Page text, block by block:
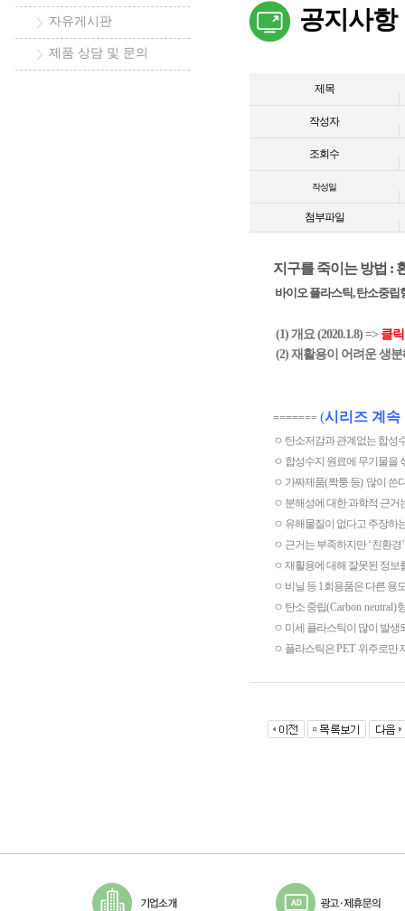
자유게시판
제품 상담 및 문의
공지사항
제목
작성자
조회수
작성일
첨부파일
지구를 죽이는 방법 :
바이오 플라스틱, 탄소중립
(1) 개요 (2020.1.8) => 클
(2) 재활용이 어려운 생분
======= (시리즈 계속
ㅇ 탄소저감과 관계없는 합성
ㅇ 합성수지 원료에 무기물을
ㅇ 가짜제품(짝퉁 등) 많이 쓴
ㅇ 분해성에 대한 과학적 근거
ㅇ 유해물질이 없다고 주장하
ㅇ 근거는 부족하지만‘친환경’
ㅇ 재활용에 대해 잘못된 정보
ㅇ 비닐 등 1회용품은 다른 용
ㅇ 탄소 중립(Carbon neutral)
ㅇ 미세 플라스틱이 많이 발
ㅇ 플라스틱은PET 위주로만